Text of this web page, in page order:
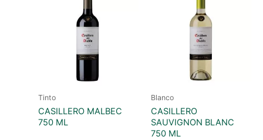
Tinto
CASILLERO MALBEC
750 ML
Blanco
CASILLERO
SAUVIGNON BLANC
750 ML